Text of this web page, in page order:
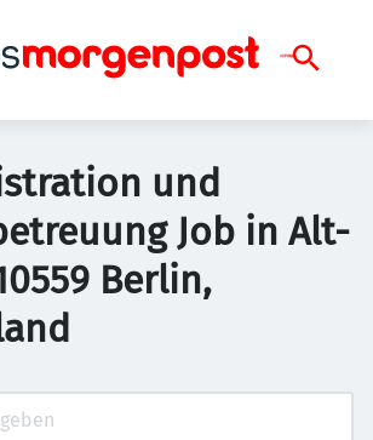
und
Job in Alt-
Berlin,